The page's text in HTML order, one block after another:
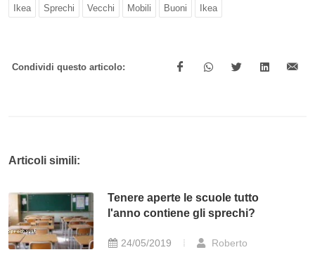
Ikea Sprechi Vecchi Mobili Buoni Ikea
Condividi questo articolo:
Articoli simili:
Tenere aperte le scuole tutto
l'anno contiene gli sprechi?
24/05/2019 Roberto